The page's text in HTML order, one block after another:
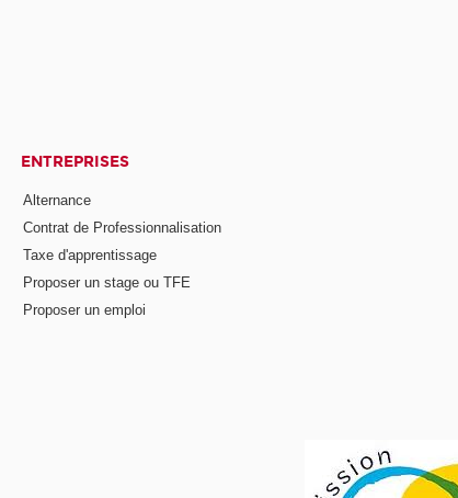
ENTREPRISES
Alternance
Contrat de Professionnalisation
Taxe d'apprentissage
Proposer un stage ou TFE
Proposer un emploi